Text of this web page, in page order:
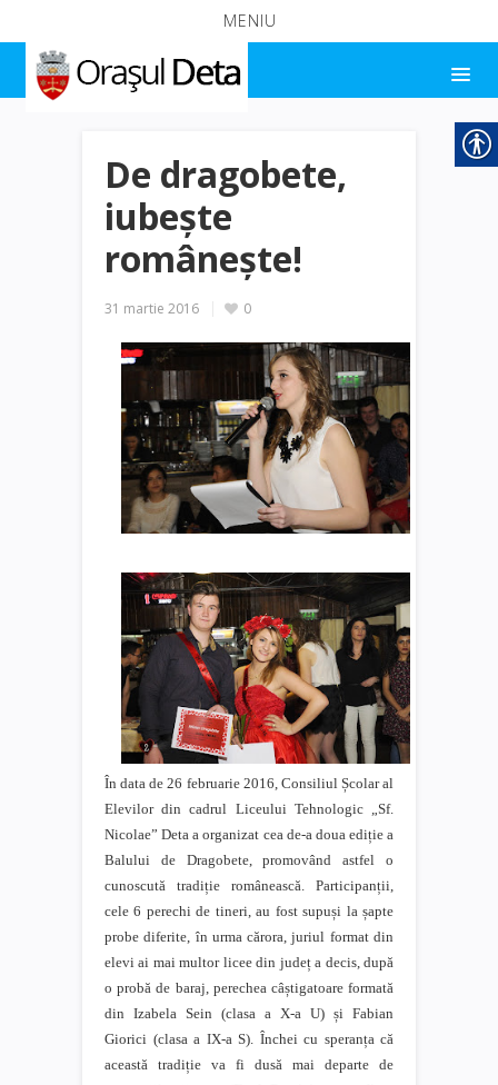
MENIU
De dragobete,
iubește
românește!
31 martie 2016 0
În data de 26 februarie 2016, Consiliul Școlar al
Elevilor din cadrul Liceului Tehnologic „Sf.
Nicolae” Deta a organizat cea de-a doua ediție a
Balului de Dragobete, promovând astfel o
cunoscută tradiție românească. Participanții,
cele 6 perechi de tineri, au fost supuși la șapte
probe diferite, în urma cărora, juriul format din
elevi ai mai multor licee din județ a decis, după
o probă de baraj, perechea câștigatoare formată
din Izabela Sein (clasa a X-a U) și Fabian
Giorici (clasa a IX-a S). Închei cu speranța că
această tradiție va fi dusă mai departe de